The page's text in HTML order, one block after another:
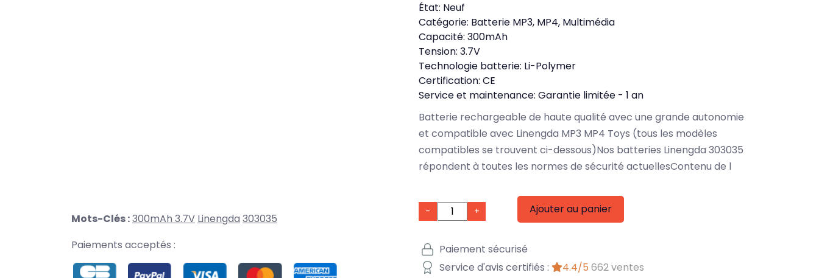
Mots-Clés :300mAh 3.7V Linengda 303035
Paiements acceptés :
État: Neuf
Catégorie: Batterie MP3, MP4, Multimédia
Capacité: 300mAh
Tension: 3.7V
Technologie batterie: Li-Polymer
Certification: CE
Service et maintenance: Garantie limitée - 1 an
Batterie rechargeable de haute qualité avec une grande autonomie
et compatible avec Linengda MP3 MP4 Toys (tous les modèles
compatibles se trouvent ci-dessous)Nos batteries Linengda 303035
répondent à toutes les normes de sécurité actuellesContenu de l
- + Ajouter au panier
Paiement sécurisé
Service d'avis certifiés :
4.4/5 662 ventes